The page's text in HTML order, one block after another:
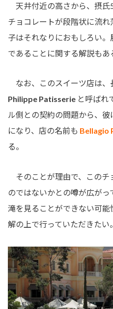
天井付近の高さから、摂氏
チョコレートが段階状に流
子はそれなりにおもしろい
であることに関する解説もあ
なお、このスイーツ店は、
Philippe Patisserie と呼ばれ
ル側との契約の問題から、
になり、店の名前も Bellagio
る。
そのことが理由で、このチ
のではないかとの噂が広がっ
滝を見ることができない可
解の上で行っていただきたい。